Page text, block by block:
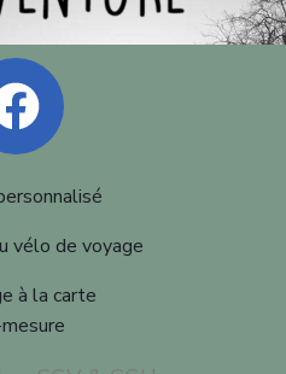
vélo de voyage
à la carte